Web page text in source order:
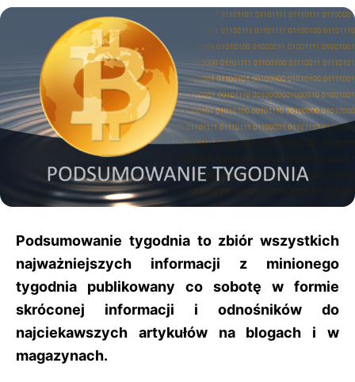
Podsumowanie tygodnia to zbiór wszystkich
najważniejszych informacji z minionego
tygodnia publikowany co sobotę w formie
skróconej informacji i odnośników do
najciekawszych artykułów na blogach i w
magazynach.